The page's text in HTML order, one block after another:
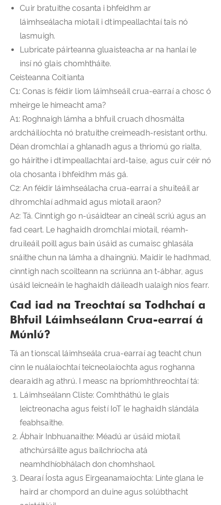
Cuir bratuithe cosanta i bhfeidhm ar
láimhseálacha miotail i dtimpeallachtaí tais nó
lasmuigh.
Lubricate páirteanna gluaisteacha ar na hanlaí le
insí nó glais chomhtháite.
Ceisteanna Coitianta
C1: Conas is féidir liom láimhseáil crua-earraí a chosc ó
mheirge le himeacht ama?
A1: Roghnaigh lámha a bhfuil cruach dhosmálta
ardcháilíochta nó bratuithe creimeadh-resistant orthu.
Déan dromchlaí a ghlanadh agus a thriomú go rialta,
go háirithe i dtimpeallachtaí ard-taise, agus cuir céir nó
ola chosanta i bhfeidhm más gá.
C2: An féidir láimhseálacha crua-earraí a shuiteáil ar
dhromchlaí adhmaid agus miotail araon?
A2: Tá. Cinntigh go n-úsáidtear an cineál scriú agus an
fad ceart. Le haghaidh dromchlaí miotail, réamh-
druileáil poill agus bain úsáid as cumaisc ghlasála
snáithe chun na lámha a dhaingniú. Maidir le hadhmad,
cinntigh nach scoilteann na scriúnna an t-ábhar, agus
úsáid leicneáin le haghaidh dáileadh ualaigh níos fearr.
Cad iad na Treochtaí sa Todhchaí a
Bhfuil Láimhseálann Crua-earraí á
Múnlú?
Tá an tionscal láimhseála crua-earraí ag teacht chun
cinn le nuálaíochtaí teicneolaíochta agus roghanna
dearaidh ag athrú. I measc na bpríomhthreochtaí tá:
Láimhseálann Cliste: Comhtháthú le glais
leictreonacha agus feistí IoT le haghaidh slándála
feabhsaithe.
Ábhair Inbhuanaithe: Méadú ar úsáid miotail
athchúrsáilte agus bailchríocha atá
neamhdhíobhálach don chomhshaol.
Dearaí Íosta agus Eirgeanamaíochta: Línte glana le
haird ar chompord an duine agus solúbthacht